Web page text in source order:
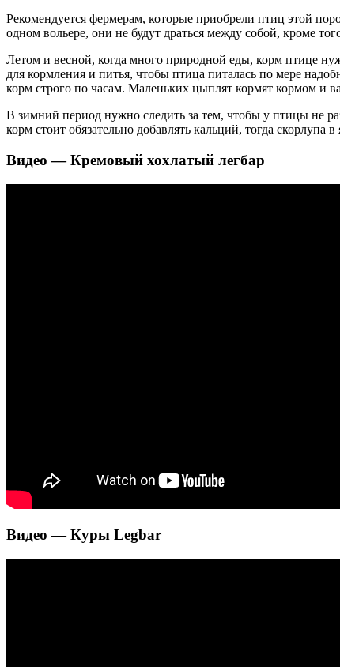
Рекомендуется фермерам, которые приобрели птиц этой
одном вольере, они не будут драться между собой, кроме
Летом и весной, когда много природной еды, корм птице
для кормления и питья, чтобы птица питалась по мере
корм строго по часам. Маленьких цыплят кормят кормом и
В зимний период нужно следить за тем, чтобы у птицы не
корм стоит обязательно добавлять кальций, тогда
Видео — Кремовый хохлатый легбар
Видео — Куры Legbar